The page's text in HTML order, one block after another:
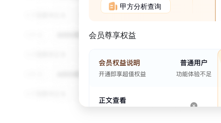
甲方分析查询
会员尊享权益